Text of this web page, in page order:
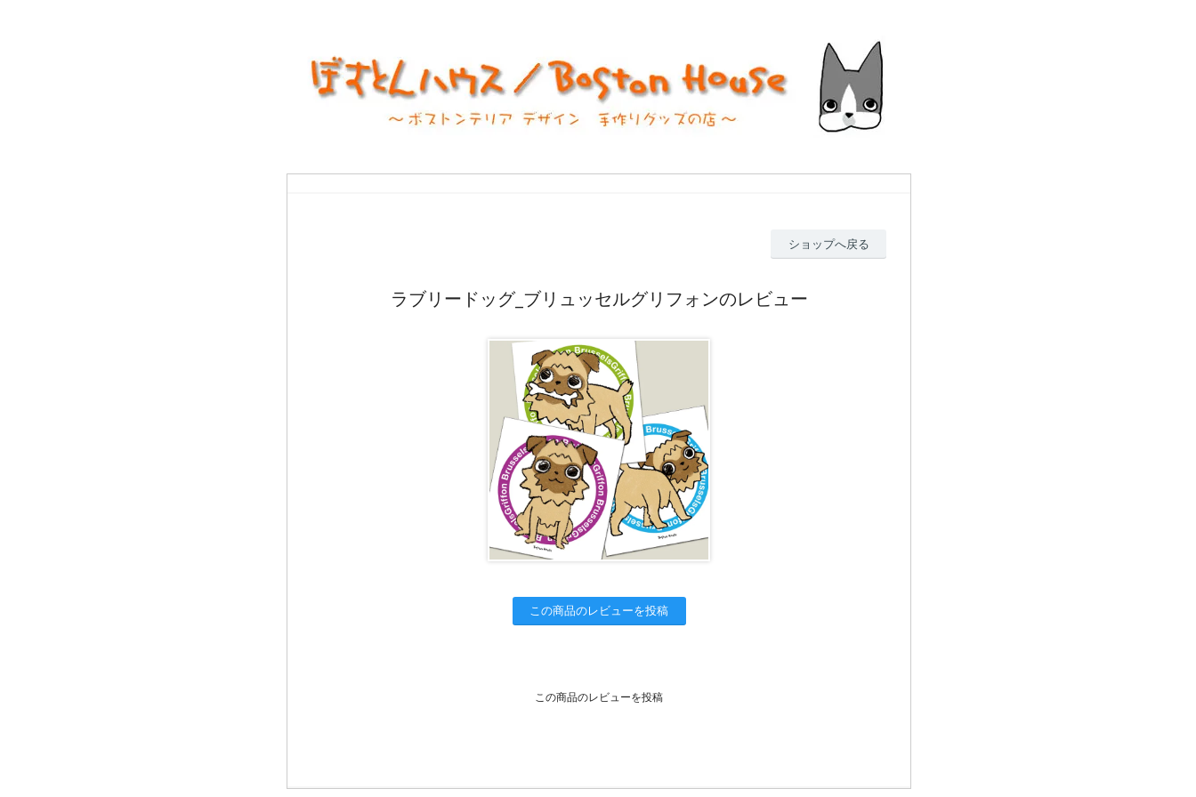
ショップへ戻る
ラブリードッグ_ブリュッセルグリフォンのレビュー
この商品のレビューを投稿
この商品のレビューを投稿